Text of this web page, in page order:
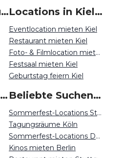
Tagungshotels um Kiel Locations in Kiel mieten
Eventlocation mieten Kiel
Restaurant mieten Kiel
Foto- & Filmlocation mieten Kiel
Festsaal mieten Kiel
Geburtstag feiern Kiel
Beliebte Events in Kiel Beliebte Suchen auf Event Inc
Sommerfest-Locations Stuttgart
Tagungsräume Köln
Sommerfest-Locations Dortmund
Kinos mieten Berlin